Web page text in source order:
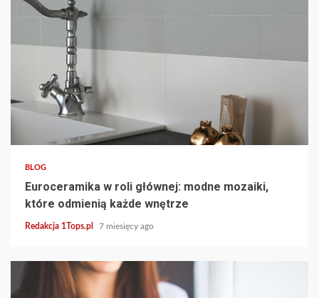
BLOG
Euroceramika w roli głównej: modne mozaiki,
które odmienią każde wnętrze
Redakcja 1Tops.pl 7 miesięcy ago